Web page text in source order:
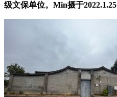
级文保单位。Min摄于2022.1.25